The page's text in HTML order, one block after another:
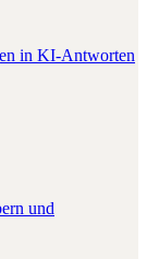
in KI-Antworten
und